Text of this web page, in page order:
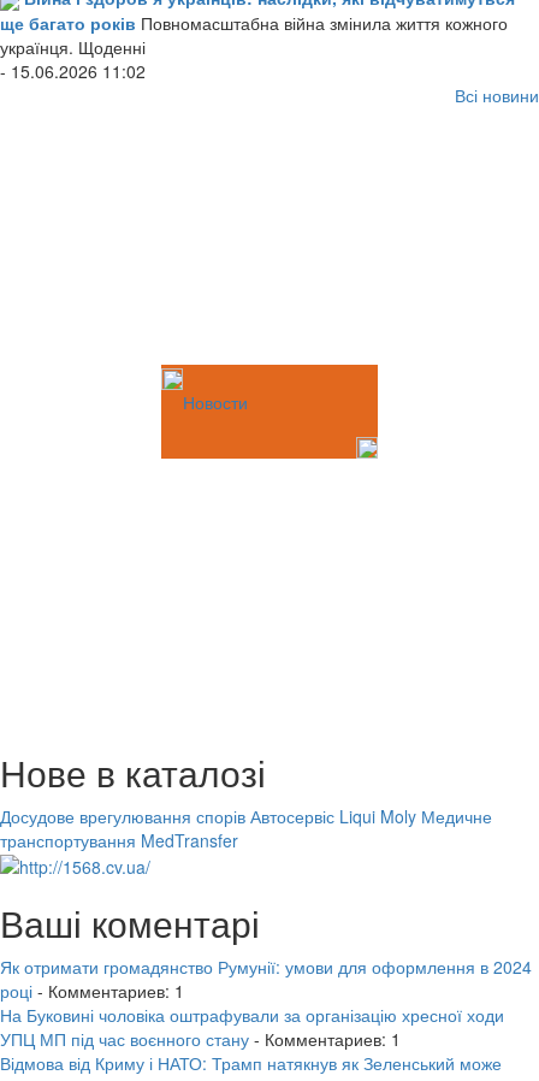
ще багато років Повномасштабна війна змінила життя кожного
українця. Щоденні
- 15.06.2026 11:02
Всі новини
Новости
Нове в каталозі
Досудове врегулювання спорів Автосервіс Liqui Moly Медичне
транспортування MedTransfer
Ваші коментарі
Як отримати громадянство Румунії: умови для оформлення в 2024
році - Комментариев: 1
На Буковині чоловіка оштрафували за організацію хресної ходи
УПЦ МП під час воєнного стану - Комментариев: 1
Відмова від Криму і НАТО: Трамп натякнув як Зеленський може